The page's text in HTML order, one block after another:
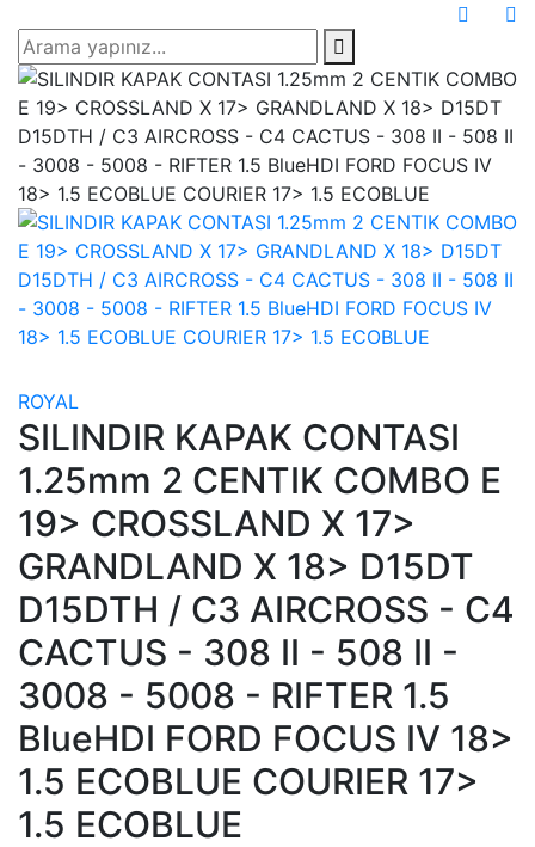
ROYAL
SILINDIR KAPAK CONTASI
1.25mm 2 CENTIK COMBO E
19> CROSSLAND X 17>
GRANDLAND X 18> D15DT
D15DTH / C3 AIRCROSS - C4
CACTUS - 308 II - 508 II -
3008 - 5008 - RIFTER 1.5
BlueHDI FORD FOCUS IV 18>
1.5 ECOBLUE COURIER 17>
1.5 ECOBLUE